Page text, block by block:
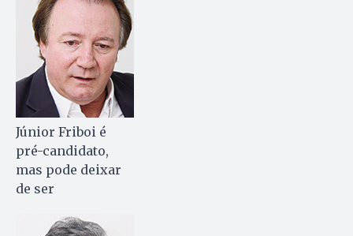
Júnior Friboi é
pré-candidato,
mas pode deixar
de ser